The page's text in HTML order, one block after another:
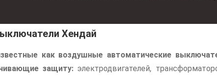
Хендай
как воздушные автоматические
защиту:электродвигателей,